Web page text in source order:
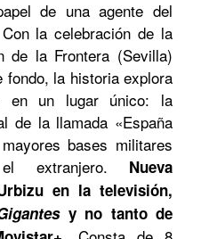
de una agente del
la celebración de la
de la Frontera (Sevilla)
fondo, la historia explora
en un lugar único: la
de la llamada «España
bases militares
el extranjero. Nueva
en la televisión,
y no tanto de